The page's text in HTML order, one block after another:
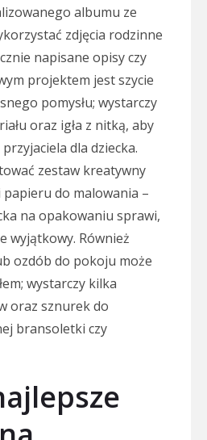
albumu ze
zdjęcia rodzinne
napisane opisy czy
projektem jest szycie
pomysłu; wystarczy
oraz igła z nitką, aby
dla dziecka.
zestaw kreatywny
papieru do malowania –
na opakowaniu sprawi,
wyjątkowy. Również
ozdób do pokoju może
wystarczy kilka
oraz sznurek do
bransoletki czy